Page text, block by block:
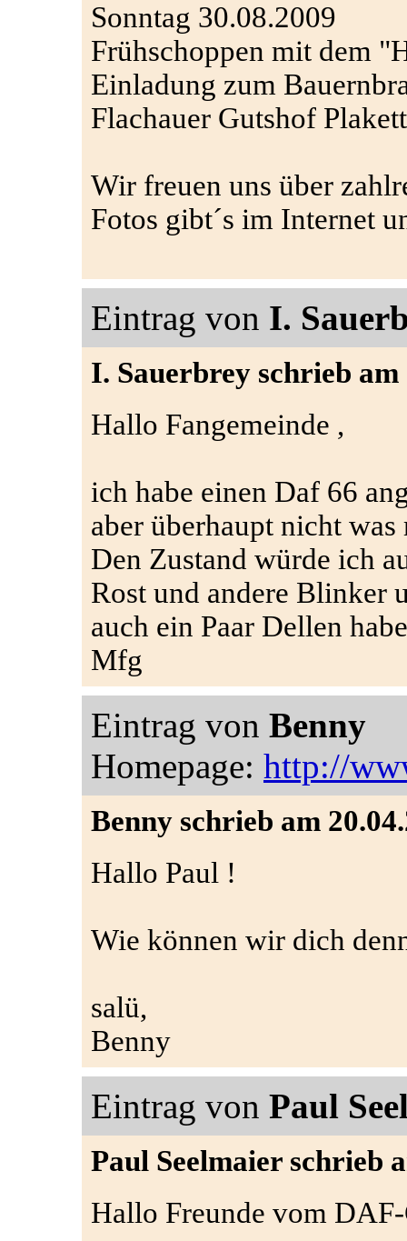
Sonntag 30.08.2009
Frühschoppen mit dem
Einladung zum
Flachauer Gutshof
Wir freuen uns über
Fotos gibt´s im Internet
Eintrag von I.
I. Sauerbrey schrieb
Hallo Fangemeinde ,
ich habe einen Daf 66
aber überhaupt nicht
Den Zustand würde ich
Rost und andere Blinker
auch ein Paar Dellen
Mfg
Eintrag von Benny
Homepage: http://
Benny schrieb am
Hallo Paul !
Wie können wir dich
salü,
Benny
Eintrag von Paul
Paul Seelmaier schrieb
Hallo Freunde vom